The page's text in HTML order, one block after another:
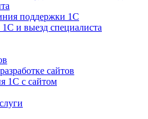
поддержки 1С
и выезд специалиста
сайтов
1С с сайтом